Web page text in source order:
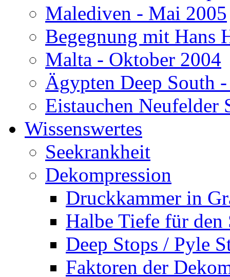
Malediven - Mai 2005
Begegnung mit Hans
Malta - Oktober 2004
Ägypten Deep South
Eistauchen Neufelder
Wissenswertes
Seekrankheit
Dekompression
Druckkammer in
Halbe Tiefe für den
Deep Stops / Pyle
Faktoren der